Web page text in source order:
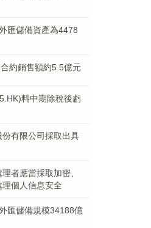
匯儲備資產為4478
約銷售額約5.5億元
料中期除稅後虧
有限公司採取出具
者應當採取加密、
個人信息安全
匯儲備規模34188億